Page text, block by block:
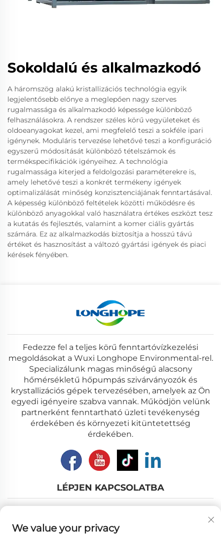
Sokoldalú és alkalmazkodó
A háromszög alakú kristallizációs technológia egyik
legjelentősebb előnye a meglepően nagy szerves
rugalmassága és alkalmazkodó képessége különböző
felhasználásokra. A rendszer széles körű vegyületeket és
oldoeanyagokat kezel, ami megfelelő teszi a sokféle ipari
igénynek. Moduláris tervezése lehetővé teszi a konfiguráció
egyszerű módosítását különböző tételszámok és
termékspecifikációk igényeihez. A technológia
rugalmassága kiterjed a feldolgozási paraméterekre is,
amely lehetővé teszi a konkrét termékeny igények
optimalizálását minőség konzisztenciájának fenntartásával.
A képesség különböző feltételek közötti működésre és
különböző anyagokkal való használatra értékes eszközt tesz
a kutatás és fejlesztés, valamint a komer ciális gyártás
számára. Ez az alkalmazkodás biztosítja a hosszú távú
értéket és hasznosítást a változó gyártási igények és piaci
kérések fényében.
Fedezze fel a teljes körű fenntartóvízkezelési
megoldásokat a Wuxi Longhope Environmental-rel.
Specializálunk magas minőségű alacsony
hőmérsékletű hőpumpás szivárványozók és
krystallizációs gépek tervezésében, amelyek az Ön
egyedi igényeire szabva vannak. Működjön velünk
partnerként fenntartható üzleti tevékenység
érdekében és környezeti kitüntetettség
érdekében.
LÉPJEN KAPCSOLATBA
E-mail:[email protected]
We value your privacy